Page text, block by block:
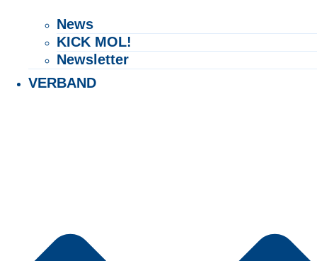
News
KICK MOL!
Newsletter
VERBAND